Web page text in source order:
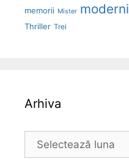
memorii Mister moderni
Thriller Trei
Arhiva
Arhiva